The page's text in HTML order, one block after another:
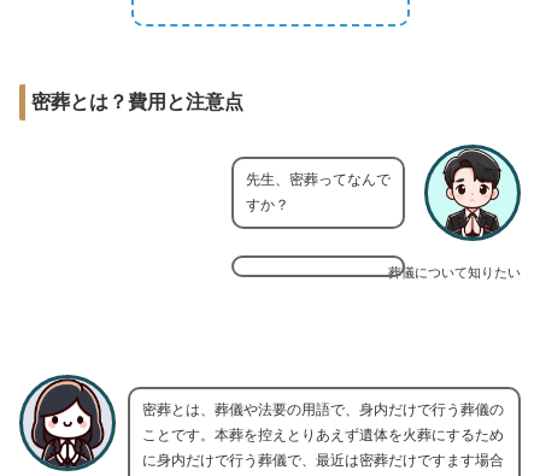
密葬とは？費用と注意点
葬儀について知りたい
先生、密葬ってなんで
すか？
密葬とは、葬儀や法要の用語で、身内だけで行う葬儀の
ことです。本葬を控えとりあえず遺体を火葬にするため
に身内だけで行う葬儀で、最近は密葬だけですます場合